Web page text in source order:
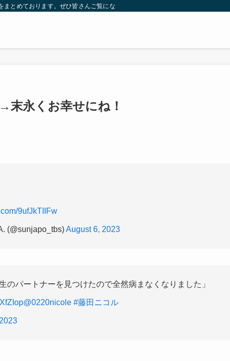
とめております。ぜひ皆さんご覧になっていってください。
末永くお幸せにね！
9ufJkTIIFw
(@sunjapo_tbs)August 6, 2023
パートナーを見つけたので全然病まなくなりました」
@0220nicole #藤田ニコル